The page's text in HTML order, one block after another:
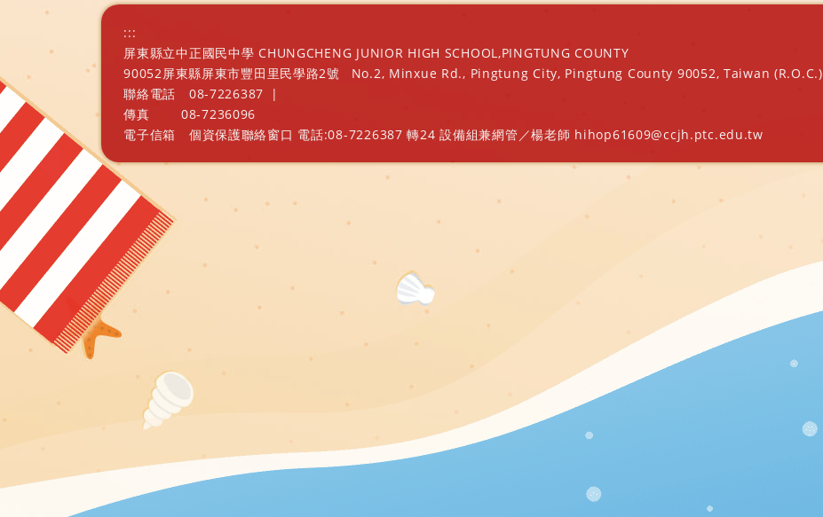
:::
屏東縣立中正國民中學 CHUNGCHENG JUNIOR HIGH SCHOOL,PINGTUNG COUNTY
90052屏東縣屏東市豐田里民學路2號
No.2, Minxue Rd., Pingtung City, Pingtung County 90052, Taiwan (R.O.C.)
聯絡電話
08-7226387
|
傳真
08-7236096
電子信箱
個資保護聯絡窗口 電話:08-7226387 轉24 設備組兼網管／楊老師 hihop61609@ccjh.ptc.edu.tw